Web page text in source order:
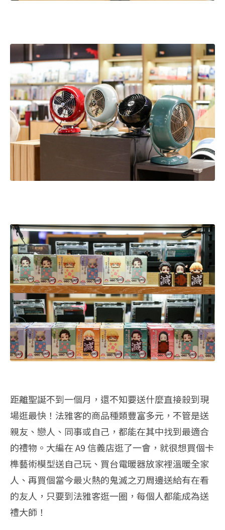
距離聖誕不到一個月，還不知要送什麼直接殺到現
場逛最快！法雅客的商品種類豐富多元，不管是送
親友、戀人、同事或自己，都能在其中找到最適合
的禮物。大編在 A9 信義店逛了一會，就很想買個卡
榫藝術模型送自己玩、買台電暖器放家裡溫暖全家
人、再買個當今最火熱的鬼滅之刃周邊送給有在看
的友人，只要到法雅客逛一圈，每個人都能成為送
禮大師！